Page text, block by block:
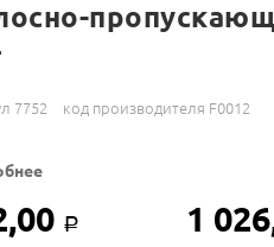
7752 код производителя F0012
Р 1